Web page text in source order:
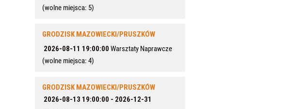
(wolne miejsca: 5)
GRODZISK MAZOWIECKI/PRUSZKÓW
2026-08-11 19:00:00 Warsztaty Naprawcze
(wolne miejsca: 4)
GRODZISK MAZOWIECKI/PRUSZKÓW
2026-08-13 19:00:00 - 2026-12-31